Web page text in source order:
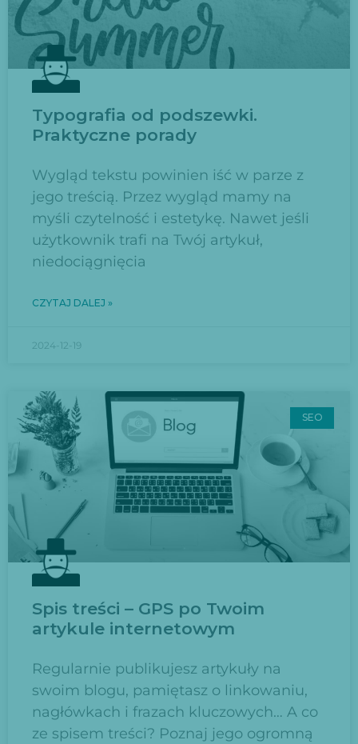
Typografia od podszewki.
Praktyczne porady
Wygląd tekstu powinien iść w parze z
jego treścią. Przez wygląd mamy na
myśli czytelność i estetykę. Nawet jeśli
użytkownik trafi na Twój artykuł,
niedociągnięcia
CZYTAJ DALEJ »
2024-12-19
SEO
Spis treści – GPS po Twoim
artykule internetowym
Regularnie publikujesz artykuły na
swoim blogu, pamiętasz o linkowaniu,
nagłówkach i frazach kluczowych… A co
ze spisem treści? Poznaj jego ogromną